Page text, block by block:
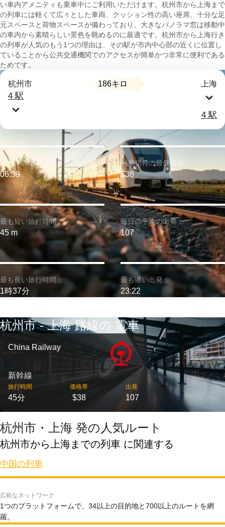
い車内アメニティも乗車中にご利用いただけます。杭州市から上海まで
の列車には軽くて広々とした車両、クッション性の高い座席、十分な足
元スペースと荷物スペースが備わっており、大きなパノラマ窓は移動中
の車内から素晴らしい景色を眺めるのに最適です。杭州市から上海行き
の列車が人気のもう1つの理由は、その駅が市内中心部の近くに位置し
ていることから公共交通機関でのアクセスが簡単かつ非常に便利である
ためです。
杭州市 186キロ 上海
4 駅
4 駅
最も短い旅行時間：
45 m
最も早い出発：
06:39
最も長い旅行時間：
1時37分
列車切符の最低価格：
$38
毎日の平均の出発：
107
最も遅い出発：
23:22
杭州市 - 上海 路線の 電車
China Railway
新幹線
旅行時間
45分
価格帯
$38
出発
107
杭州市・上海 発の人気ルート
杭州市から上海までの列車 に関連する
中国の列車
広範なネットワーク
1つのプラットフォームで、34以上の目的地と700以上のルートを網
羅。